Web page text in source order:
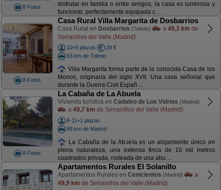
8 Fotos
disfrutar en familia o entre amigos, la casa es luminosa y
funcional, perfectamente equipada c ...
8 Fotos
Casa Rural Villa Margarita de Dosbarrios
Casa Rural en Dosbarrios (Toledo) a 49,3 km de
Serranillos del Valle (Madrid)
10+5 plazas
28 €
63 km de Toledo
Villa Margarita forma parte de la conocida Casa de los
Monos, originaria del siglo XVII. Una casa señorial que
durante la Guerra Civil Españ ...
8 Fotos
La Cabaña de La Abuela
Vivienda turística en Cadalso de Los Vidrios (Madrid)
a 49,7 km de Serranillos del Valle (Madrid)
8-11+1 plazas
88 km de Madrid
La Cabaña de la Abuela es un alojamiento único en
plena naturaleza, una extensa finca de 10 mil metros
cuadrados privada, rodeada de una abu ...
Apartamentos Rurales El Solanillo
Apartamentos Rurales en Cenicientos (Madrid)
a
49,9 km de Serranillos del Valle (Madrid)